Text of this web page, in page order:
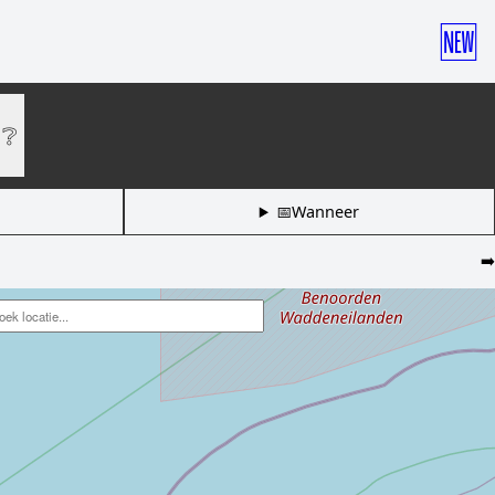
🆕
❔
📅Wanneer
➡️